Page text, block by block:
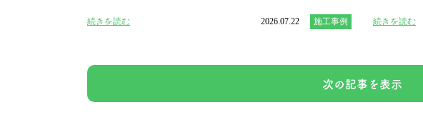
続きを読む 2026.07.22 施工事例 続きを読む
次の記事を表示